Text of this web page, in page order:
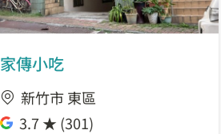
家傳小吃
新竹市 東區
3.7 ★ (301)